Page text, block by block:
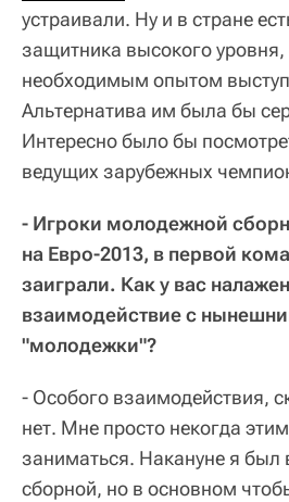
устраивали. Ну и в стране
защитника высокого
необходимым опытом
Альтернатива им была бы
Интересно было бы
ведущих зарубежных
- Игроки молодежной
на Евро-2013, в первой
заиграли. Как у вас
взаимодействие с
"молодежки"?
- Особого взаимодействия,
нет. Мне просто некогда
заниматься. Накануне я был
сборной, но в основном